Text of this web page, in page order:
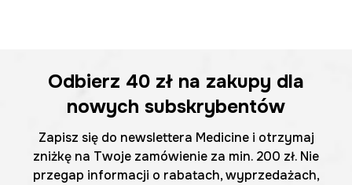
Odbierz 40 zł na zakupy dla
nowych subskrybentów
Zapisz się do newslettera Medicine i otrzymaj
zniżkę na Twoje zamówienie za min. 200 zł. Nie
przegap informacji o rabatach, wyprzedażach,